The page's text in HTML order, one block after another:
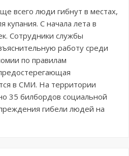
всего люди гибнут в местах,
купания. С начала лета в
Сотрудники службы
работу среди
по правилам
в СМИ. На территории
35 билбордов социальной
гибели людей на